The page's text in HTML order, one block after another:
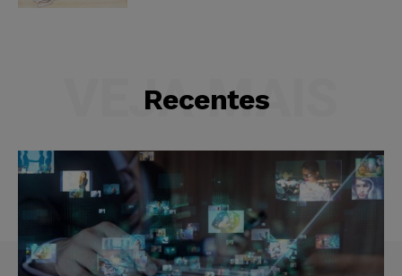
Recentes
VEJA MAIS